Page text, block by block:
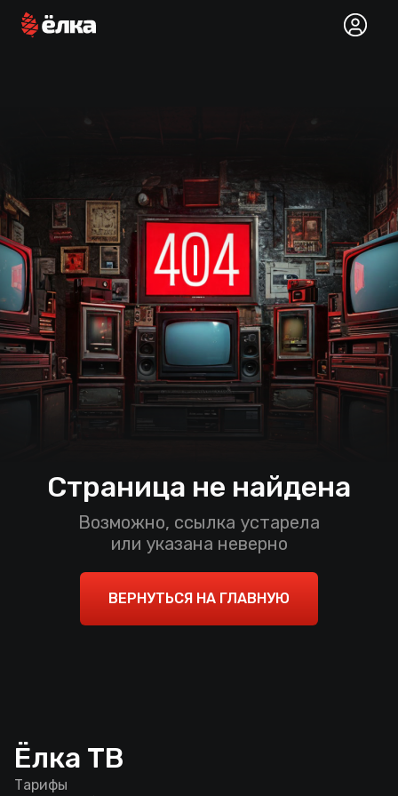
Страница не найдена
Возможно, ссылка устарела
или указана неверно
ВЕРНУТЬСЯ НА ГЛАВНУЮ
Ёлка ТВ
Тарифы